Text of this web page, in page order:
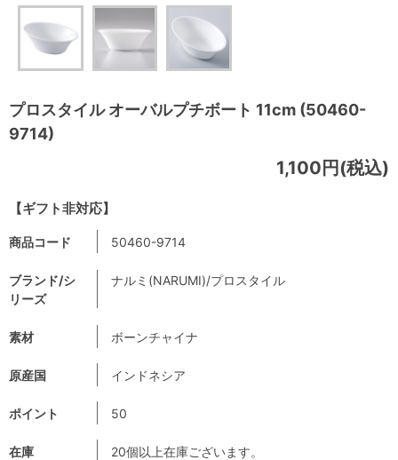
プロスタイル オーバルプチボート 11cm (50460-
9714)
【ギフト非対応】
1,100円(税込)
商品コード 50460-9714
ブランド/シ
リーズ
ナルミ(NARUMI)/プロスタイル
素材 ボーンチャイナ
原産国 インドネシア
ポイント 50
在庫 20個以上在庫ございます。